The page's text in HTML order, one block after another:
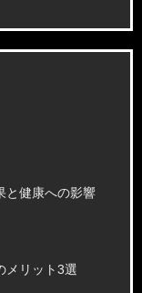
と健康への影響
メリット3選